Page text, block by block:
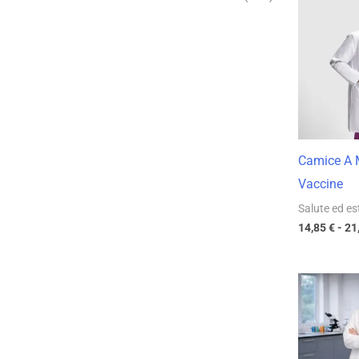
Camice A
Vaccine
Salute ed
14,85€-